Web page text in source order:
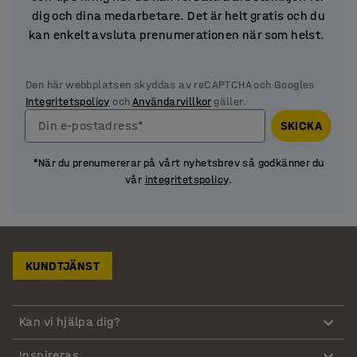
dig och dina medarbetare. Det är helt gratis och du
kan enkelt avsluta prenumerationen när som helst.
Den här webbplatsen skyddas av reCAPTCHA och Googles
Integritetspolicy ochAnvändarvillkorgäller.
Din e-postadress* SKICKA
*När du prenumererar på vårt nyhetsbrev så godkänner du
vår integritetspolicy.
KUNDTJÄNST
Kan vi hjälpa dig?